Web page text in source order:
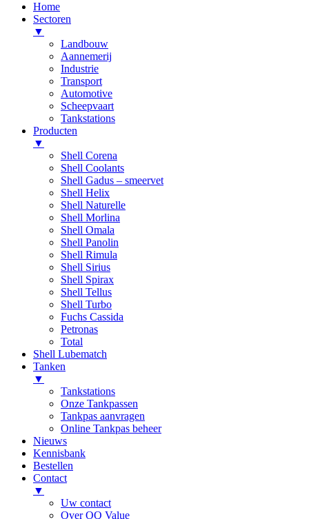
Home
Sectoren
▼
Landbouw
Aannemerij
Industrie
Transport
Automotive
Scheepvaart
Tankstations
Producten
▼
Shell Corena
Shell Coolants
Shell Gadus – smeervet
Shell Helix
Shell Naturelle
Shell Morlina
Shell Omala
Shell Panolin
Shell Rimula
Shell Sirius
Shell Spirax
Shell Tellus
Shell Turbo
Fuchs Cassida
Petronas
Total
Shell Lubematch
Tanken
▼
Tankstations
Onze Tankpassen
Tankpas aanvragen
Online Tankpas beheer
Nieuws
Kennisbank
Bestellen
Contact
▼
Uw contact
Over OQ Value